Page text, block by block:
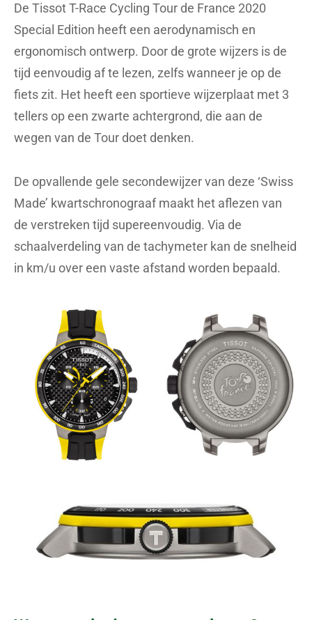
De Tissot T-Race Cycling Tour de France 2020
Special Edition heeft een aerodynamisch en
ergonomisch ontwerp. Door de grote wijzers is de
tijd eenvoudig af te lezen, zelfs wanneer je op de
fiets zit. Het heeft een sportieve wijzerplaat met 3
tellers op een zwarte achtergrond, die aan de
wegen van de Tour doet denken.
De opvallende gele secondewijzer van deze ‘Swiss
Made’ kwartschronograaf maakt het aflezen van
de verstreken tijd supereenvoudig. Via de
schaalverdeling van de tachymeter kan de snelheid
in km/u over een vaste afstand worden bepaald.